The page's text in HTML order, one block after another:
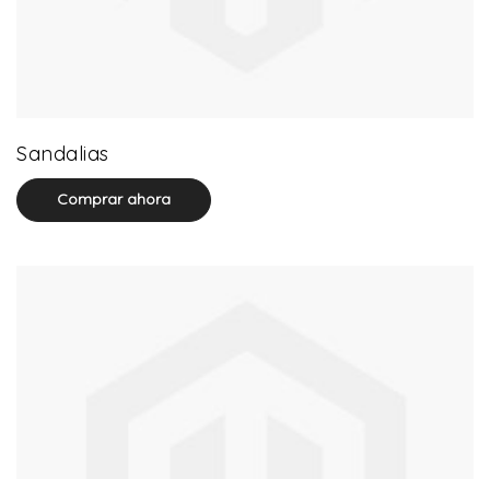
Sandalias
Comprar ahora